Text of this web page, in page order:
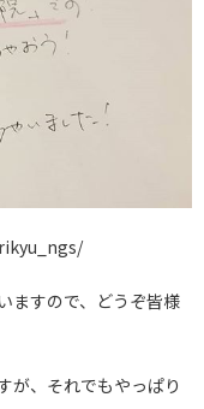
ますので、どうぞ皆様
が、それでもやっぱり